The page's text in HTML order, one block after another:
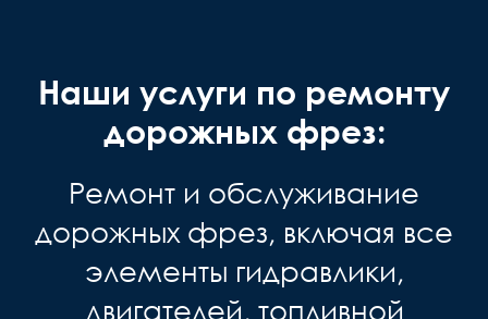
Наши услуги по ремонту
дорожных фрез:
Ремонт и обслуживание
дорожных фрез, включая все
элементы гидравлики,
двигателей, топливной